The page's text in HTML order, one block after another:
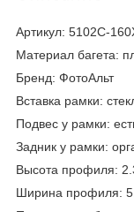
Артикул: 5102C-
Материал багета:
Бренд: ФотоАльт
Вставка рамки:
Подвес у рамки:
Задник у рамки:
Высота профиля:
Ширина профиля: